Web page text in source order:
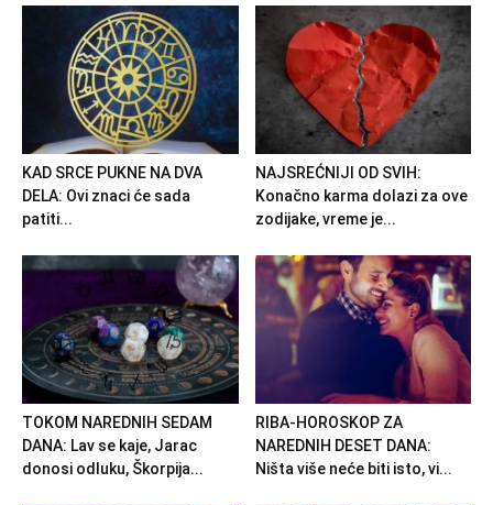
KAD SRCE PUKNE NA DVA
DELA: Ovi znaci će sada
patiti...
NAJSREĆNIJI OD SVIH:
Konačno karma dolazi za ove
zodijake, vreme je...
TOKOM NAREDNIH SEDAM
DANA: Lav se kaje, Jarac
donosi odluku, Škorpija...
RIBA-HOROSKOP ZA
NAREDNIH DESET DANA:
Ništa više neće biti isto, vi...